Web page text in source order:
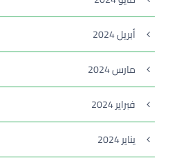
أبريل 2024
مارس 2024
فبراير 2024
يناير 2024